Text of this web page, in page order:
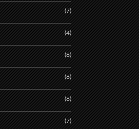
(7)
(4)
(8)
(8)
(8)
(7)